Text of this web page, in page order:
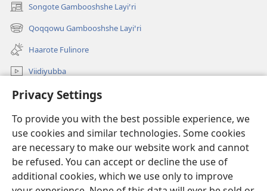
Privacy Settings
To provide you with the best possible experience, we
use cookies and similar technologies. Some cookies
are necessary to make our website work and cannot
be refused. You can accept or decline the use of
additional cookies, which we use only to improve
Songote Gambooshshe Layiꞌri
(opens
new
window)
Qoqqowu Gambooshshe Layiꞌri
(opens
new
window)
Haarote Fulinore
Viidiyubba
Hasiꞌri
Fushsho
(opens
new
window)Agarooshshu Shaeta INTERNEETETE LAYBIRERE
(opens
new
JW Hub ®
(opens